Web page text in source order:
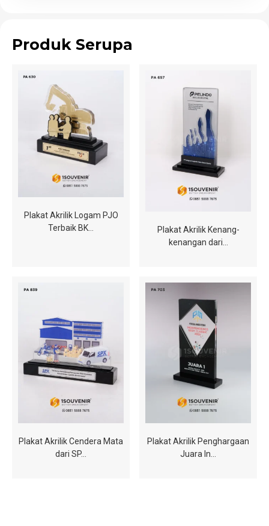
Produk Serupa
Plakat Akrilik Logam PJO
Terbaik BK…
Plakat Akrilik Kenang-
kenangan dari…
Plakat Akrilik Cendera Mata
dari SP…
Plakat Akrilik Penghargaan
Juara In…